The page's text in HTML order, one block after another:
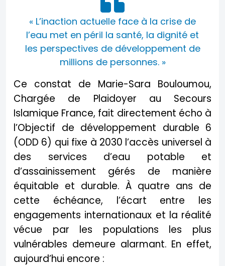
« L’inaction actuelle face à la crise de
l’eau met en péril la santé, la dignité et
les perspectives de développement de
millions de personnes. »
Ce constat de Marie-Sara Bouloumou,
Chargée de Plaidoyer au Secours
Islamique France, fait directement écho à
l’Objectif de développement durable 6
(ODD 6) qui fixe à 2030 l’accès universel à
des services d’eau potable et
d’assainissement gérés de manière
équitable et durable. À quatre ans de
cette échéance, l’écart entre les
engagements internationaux et la réalité
vécue par les populations les plus
vulnérables demeure alarmant. En effet,
aujourd’hui encore :